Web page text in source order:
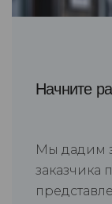
Начните
Мы дадим
заказчика